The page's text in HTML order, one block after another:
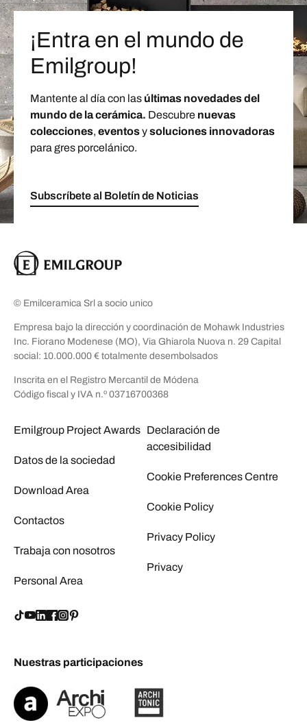
¡Entra en el mundo de
Emilgroup!
Mantente al día con las últimas novedades del
mundo de la cerámica. Descubre nuevas
colecciones, eventosysoluciones innovadoras
para gres porcelánico.
Subscríbete al Boletín de Noticias
© Emilceramica Srl a socio unico
Empresa bajo la dirección y coordinación de Mohawk Industries
Inc. Fiorano Modenese (MO), Via Ghiarola Nuova n. 29 Capital
social: 10.000.000 € totalmente desembolsados
Inscrita en el Registro Mercantil de Módena
Código fiscal y IVA n.º 03716700368
Emilgroup Project Awards
Datos de la sociedad
Download Area
Contactos
Trabaja con nosotros
Personal Area
Declaración de
accesibilidad
Cookie Preferences Centre
Cookie Policy
Privacy Policy
Privacy
Nuestras participaciones